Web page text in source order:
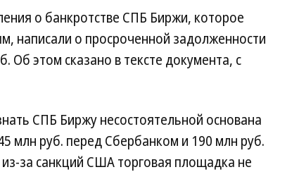
о банкротстве СПБ Биржи, которое
написали о просроченной задолженности
этом сказано в тексте документа, с
СПБ Биржу несостоятельной основана
млн руб. перед Сбербанком и 190 млн руб.
за санкций США торговая площадка не